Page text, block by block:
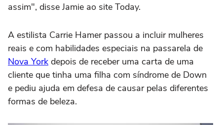
assim", disse Jamie ao site Today.
A estilista Carrie Hamer passou a incluir mulheres
reais e com habilidades especiais na passarela de
Nova York depois de receber uma carta de uma
cliente que tinha uma filha com síndrome de Down
e pediu ajuda em defesa de causar pelas diferentes
formas de beleza.